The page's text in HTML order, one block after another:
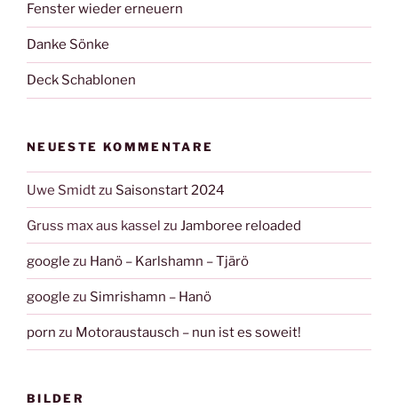
Fenster wieder erneuern
Danke Sönke
Deck Schablonen
NEUESTE KOMMENTARE
Uwe Smidtzu Saisonstart 2024
Gruss max aus kassel zu Jamboree reloaded
google zu Hanö – Karlshamn – Tjärö
google zu Simrishamn – Hanö
porn zu Motoraustausch – nun ist es soweit!
BILDER